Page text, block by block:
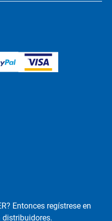
Entonces regístrese en